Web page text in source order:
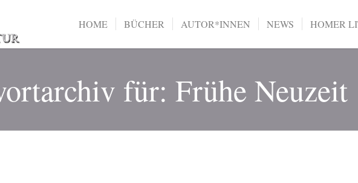
HOME BÜCHER AUTOR*INNEN NEWS HOMER
für: Frühe Neuzeit